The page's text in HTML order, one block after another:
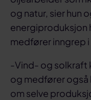
og natur, sier hun
energiproduksjon
medfører inngrep i
-Vind- og solkraft
og medfører
om selve